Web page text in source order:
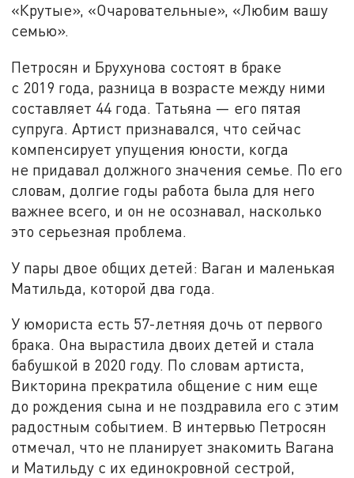
«Крутые», «Очаровательные», «Любим вашу
семью».
Петросян и Брухунова состоят в браке
с 2019 года, разница в возрасте между ними
составляет 44 года. Татьяна — его пятая
супруга. Артист признавался, что сейчас
компенсирует упущения юности, когда
не придавал должного значения семье. По его
словам, долгие годы работа была для него
важнее всего, и он не осознавал, насколько
это серьезная проблема.
У пары двое общих детей: Ваган и маленькая
Матильда, которой два года.
У юмориста есть 57-летняя дочь от первого
брака. Она вырастила двоих детей и стала
бабушкой в 2020 году. По словам артиста,
Викторина прекратила общение с ним еще
до рождения сына и не поздравила его с этим
радостным событием. В интервью Петросян
отмечал, что не планирует знакомить Вагана
и Матильду с их единокровной сестрой,